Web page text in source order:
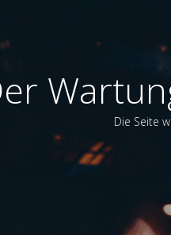
Die Seite